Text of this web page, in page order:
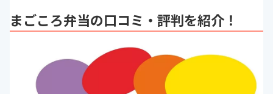
まごころ弁当の口コミ・評判を紹介！